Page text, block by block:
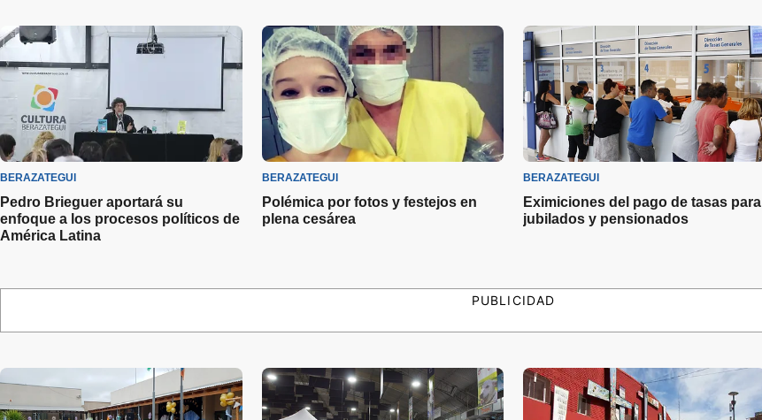
BERAZATEGUI
Pedro Brieguer aportará su
enfoque a los procesos políticos de
América Latina
BERAZATEGUI
Polémica por fotos y festejos en
plena cesárea
BERAZATEGUI
Eximiciones del pago de tasas para
jubilados y pensionados
PUBLICIDAD